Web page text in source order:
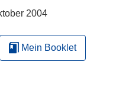
2004
Mein Booklet